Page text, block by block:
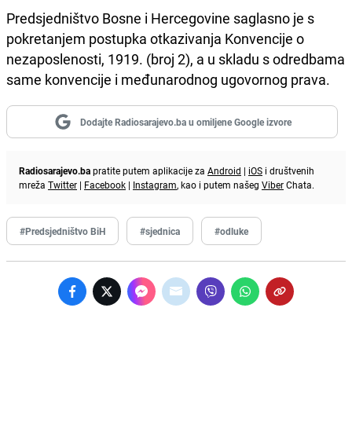
Predsjedništvo Bosne i Hercegovine saglasno je s
pokretanjem postupka otkazivanja Konvencije o
nezaposlenosti, 1919. (broj 2), a u skladu s odredbama
same konvencije i međunarodnog ugovornog prava.
Dodajte Radiosarajevo.ba u omiljene Google izvore
Radiosarajevo.bapratite putem aplikacije za Android | iOS i društvenih
mreža Twitter | Facebook | Instagram, kao i putem našeg ViberChata.
#Predsjedništvo BiH #sjednica #odluke